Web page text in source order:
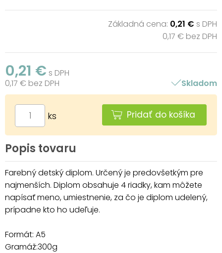
Základná cena: 0,21 € s DPH
0,17 € bez DPH
0,21 € s DPH
0,17 € bez DPH
Skladom
ks Pridať do košíka
Popis tovaru
Farebný detský diplom. Určený je predovšetkým pre
najmenších. Diplom obsahuje 4 riadky, kam môžete
napísať meno, umiestnenie, za čo je diplom udelený,
prípadne kto ho udeľuje.
Formát: A5
Gramáž:300g